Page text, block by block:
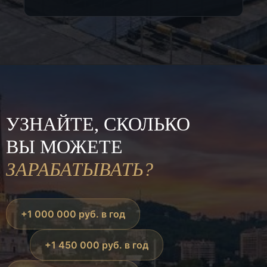
УЗНАЙТЕ, СКОЛЬКО
ВЫ МОЖЕТЕ
ЗАРАБАТЫВАТЬ?
+1 000 000 руб. в год
+1 450 000 руб. в год